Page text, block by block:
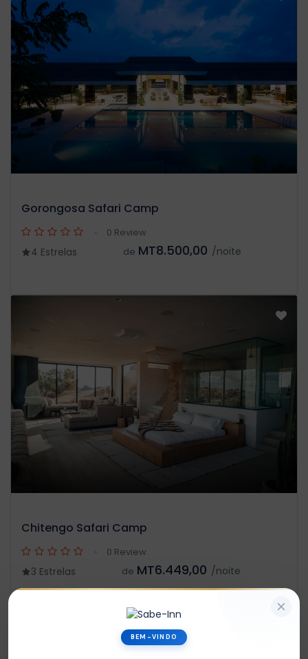
Gorongosa Safari Camp
0 Review
4 Estrelas de MT8.500,00 /noite
Chitengo Safari Camp
0 Review
3 Estrelas de MT6.449,00 /noite
BEM-VINDO